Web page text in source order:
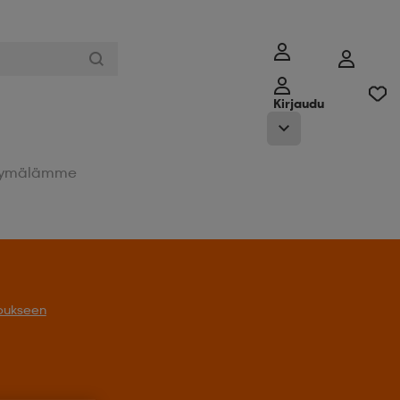
Kirjaudu
Tarjoukseen